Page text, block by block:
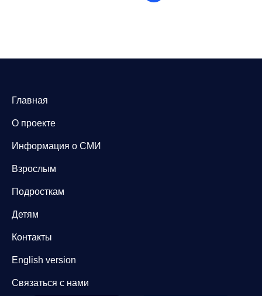
Главная
О проекте
Информация о СМИ
Взрослым
Подросткам
Детям
Контакты
English version
Связаться с нами